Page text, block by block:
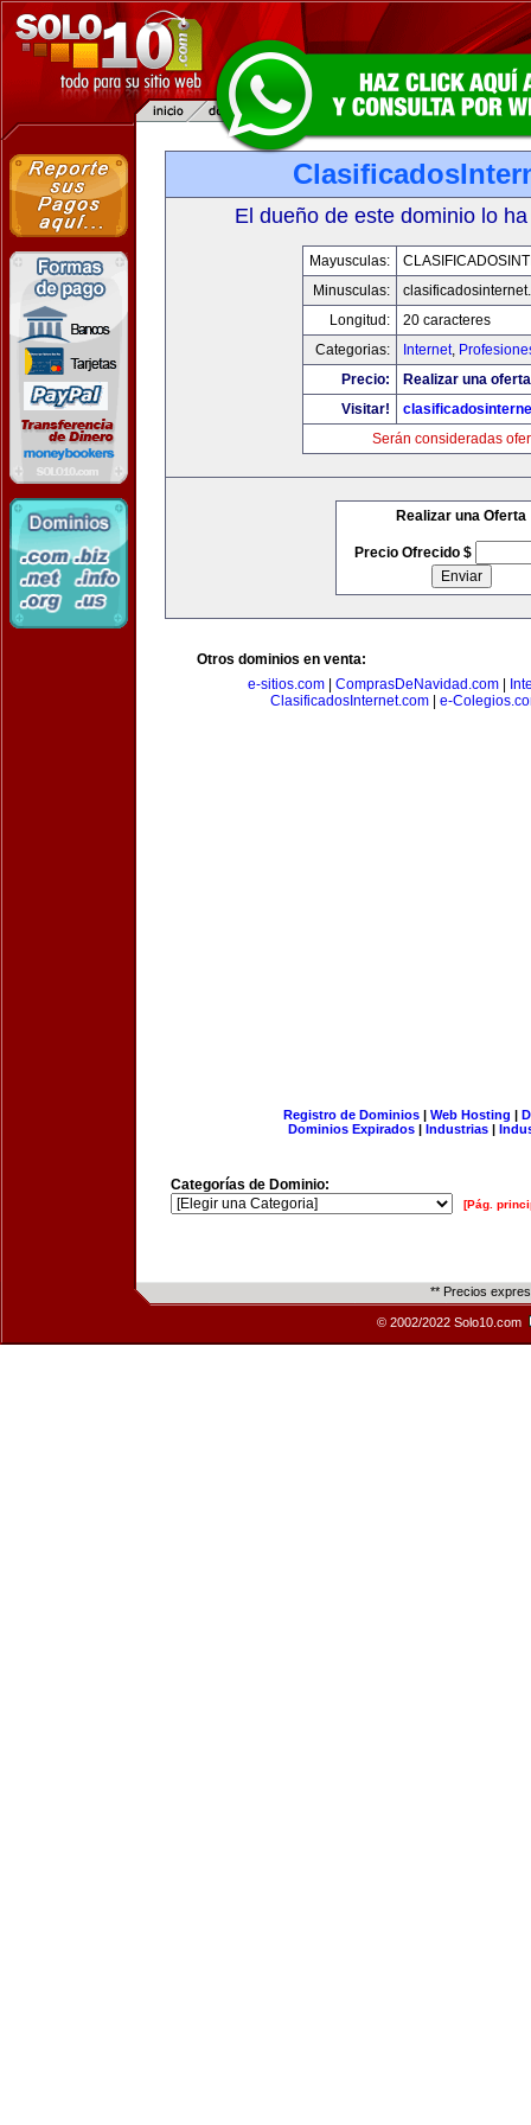
El dueño de este dominio lo
Mayusculas:
Minusculas:
Longitud:
20 caracteres
Categorias:
Internet,
Precio:
Realizar una
Visitar!
Serán consideradas
Realizar una Oferta
Precio Ofrecido $
Otros dominios en venta:
e-sitios.com| ComprasDeNavidad.com|
ClasificadosInternet.com| e-
Registro de Dominios| Web Hosting |
Dominios Expirados | Industrias |
Categorías de Dominio:
[Pág.
** Precios
© 2002/2022 Solo10.com